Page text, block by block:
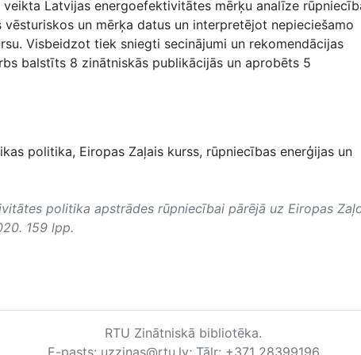
Latvijas energoefektivitātes mērķu analīze
un mērķa datus un interpretējot nepieciešamo
Visbeidzot tiek sniegti secinājumi un rekomendācijas
balstīts 8 zinātniskās publikācijās un aprobēts 5
politika, Eiropas Zaļais kurss, rūpniecības enerģijas un
politika apstrādes rūpniecībai pārējā uz Eiropas
159 lpp.
RTU Zinātniskā bibliotēka.
E-pasts: uzzinas@rtu.lv; Tālr: +371 28399196